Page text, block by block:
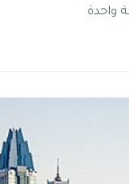
واحدة